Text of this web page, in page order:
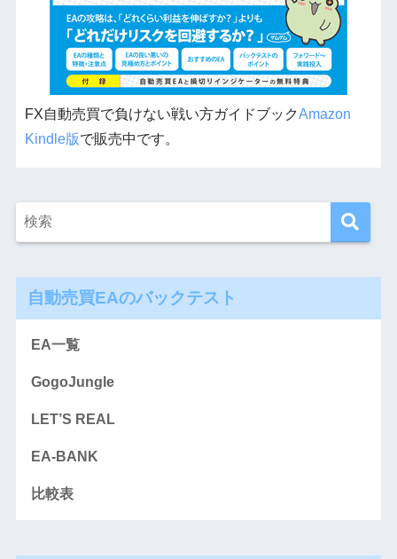
FX自動売買で負けない戦い方ガイドブックAmazon
Kindle版で販売中です。
自動売買EAのバックテスト
EA一覧
GogoJungle
LET’S REAL
EA-BANK
比較表